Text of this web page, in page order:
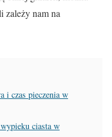
zależy nam na
i czas pieczenia w
ciasta w